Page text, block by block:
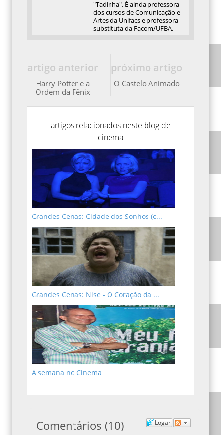
"Tadinha". É ainda professora
dos cursos de Comunicação e
Artes da Unifacs e professora
substituta da Facom/UFBA.
próximo artigo
O Castelo Animado
artigo anterior
Harry Potter e a
Ordem da Fênix
artigos relacionados neste blog de
cinema
Grandes Cenas: Cidade dos Sonhos (c...
Grandes Cenas: Nise - O Coração da ...
A semana no Cinema
Logar
Comentários (10)